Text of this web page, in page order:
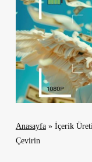
Anasayfa» İçerik
Çevirin